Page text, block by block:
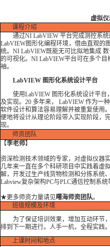
虚拟
课程介绍
通过NI LabVIEW 平台完成测控系
LabVIEW图形化编程环境，借由直观的
统。NI LabVIEW既能无可比拟地集成
的可视化。NI LabVIEW平台可在多个
袖。
LabVIEW 图形化系统设计平台
使用LabVIEW 图形化系统设计平台
及实现。20 多年来， LabVIEW 作为一
软件设计和算法容易理解并被重复使用
便地将设计从理论阶段带入实现阶段，
现。
师资团队
【李老师】
资深检测技术领域的专家，对虚拟仪器
几年来一直在多个科研项目中实践着虚
解，开发过生产线货物检测和分拣系统
Labview复杂架构PC与PLC通信控制系统
★更多师资力量请见曙海师资团队。
班级规模及环境
为了保证培训效果，增加互动环节，
排到下一期进行。人手一机，全程实践
上课时间和地点